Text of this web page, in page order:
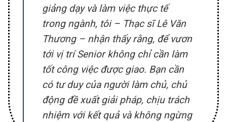
giảng dạy và làm việc thực tế
trong ngành, tôi – Thạc sĩ Lê Văn
Thương – nhận thấy rằng, để vươn
tới vị trí Senior không chỉ cần làm
tốt công việc được giao. Bạn cần
có tư duy của người làm chủ, chủ
động đề xuất giải pháp, chịu trách
nhiệm với kết quả và không ngừng